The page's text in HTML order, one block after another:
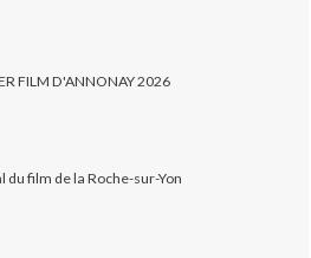
FILM D'ANNONAY 2026
film de la Roche-sur-Yon